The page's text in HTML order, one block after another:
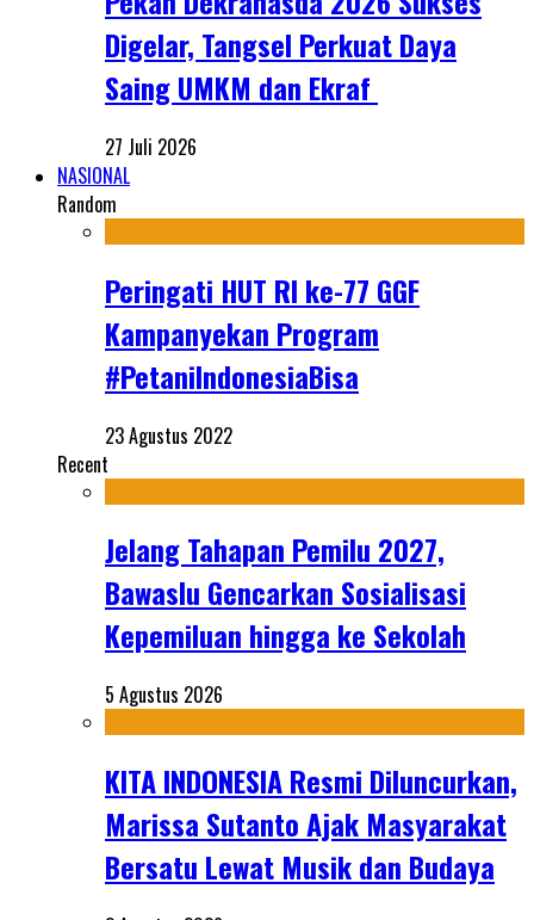
Digelar, Tangsel Perkuat Daya
Saing UMKM dan Ekraf
27 Juli 2026
NASIONAL
Random
Peringati HUT RI ke-77 GGF
Kampanyekan Program
#PetaniIndonesiaBisa
23 Agustus 2022
Recent
Jelang Tahapan Pemilu 2027,
Bawaslu Gencarkan Sosialisasi
Kepemiluan hingga ke Sekolah
5 Agustus 2026
KITA INDONESIA Resmi Diluncurkan,
Marissa Sutanto Ajak Masyarakat
Bersatu Lewat Musik dan Budaya